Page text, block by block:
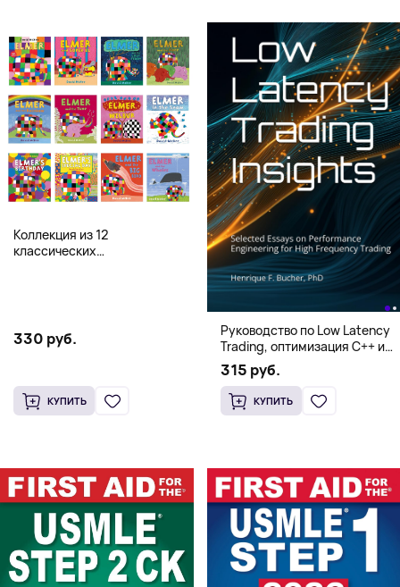
Коллекция из 12
классических
330 руб.
КУПИТЬ
Руководство по Low Latency
Trading, оптимизация C++ и
системная архитектура для
HFT
315 руб.
КУПИТЬ